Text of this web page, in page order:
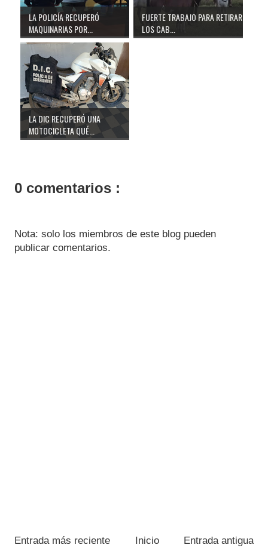
LA POLICÍA RECUPERÓ
MAQUINARIAS POR...
FUERTE TRABAJO PARA RETIRAR
LOS CAB...
LA DIC RECUPERÓ UNA
MOTOCICLETA QUÉ...
0 comentarios :
Nota: solo los miembros de este blog pueden
publicar comentarios.
Entrada más reciente Entrada antigua
Inicio